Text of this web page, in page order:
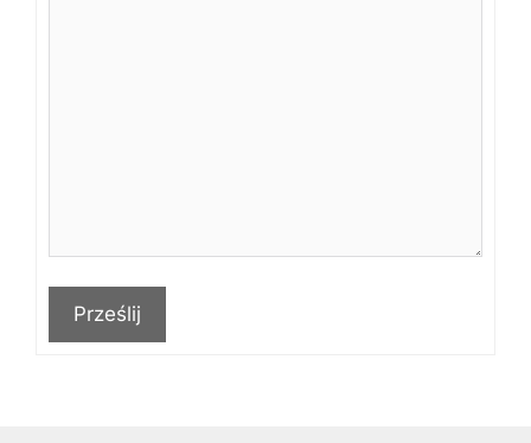
Prześlij